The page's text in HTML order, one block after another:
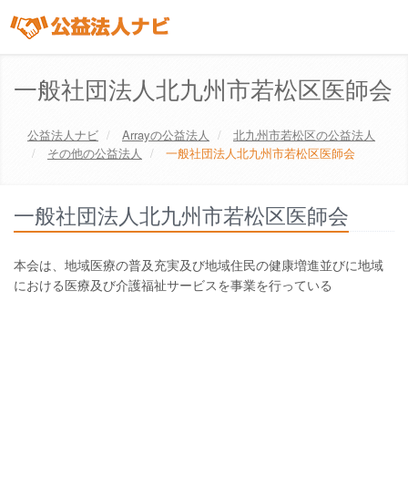
一般社団法人北九州市若松区医師会
公益法人ナビ Arrayの公益法人 北九州市若松区の公益法人
その他の公益法人
一般社団法人北九州市若松区医師会
一般社団法人北九州市若松区医師会
本会は、地域医療の普及充実及び地域住民の健康増進並びに地域
における医療及び介護福祉サービスを事業を行っている